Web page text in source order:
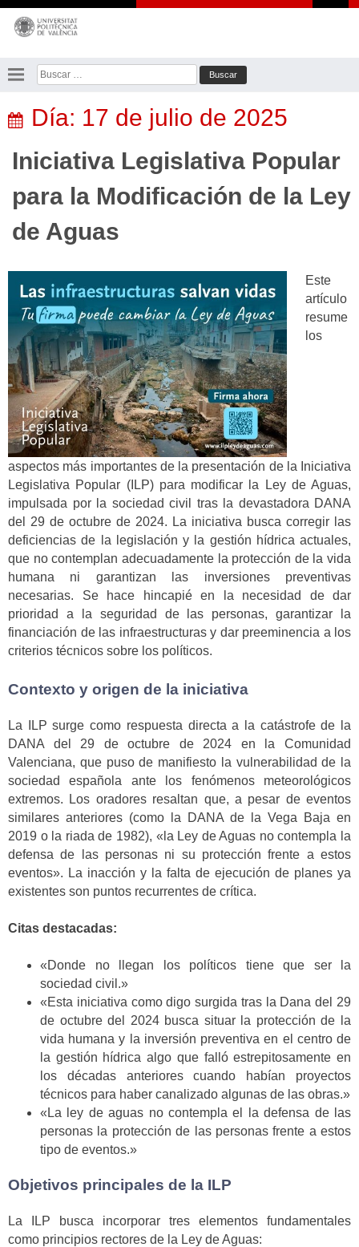
Saltar
contenido
Buscar:
Día: 17 de julio de 2025
Iniciativa Legislativa Popular
para la Modificación de la Ley
de Aguas
Este
artículo
resume
los
aspectos más importantes de la presentación de la Iniciativa
Legislativa Popular (ILP) para modificar la Ley de Aguas,
impulsada por la sociedad civil tras la devastadora DANA
del 29 de octubre de 2024. La iniciativa busca corregir las
deficiencias de la legislación y la gestión hídrica actuales,
que no contemplan adecuadamente la protección de la vida
humana ni garantizan las inversiones preventivas
necesarias. Se hace hincapié en la necesidad de dar
prioridad a la seguridad de las personas, garantizar la
financiación de las infraestructuras y dar preeminencia a los
criterios técnicos sobre los políticos.
Contexto y origen de la iniciativa
La ILP surge como respuesta directa a la catástrofe de la
DANA del 29 de octubre de 2024 en la Comunidad
Valenciana, que puso de manifiesto la vulnerabilidad de la
sociedad española ante los fenómenos meteorológicos
extremos. Los oradores resaltan que, a pesar de eventos
similares anteriores (como la DANA de la Vega Baja en
2019 o la riada de 1982), «la Ley de Aguas no contempla la
defensa de las personas ni su protección frente a estos
eventos». La inacción y la falta de ejecución de planes ya
existentes son puntos recurrentes de crítica.
Citas destacadas:
«Donde no llegan los políticos tiene que ser la
sociedad civil.»
«Esta iniciativa como digo surgida tras la Dana del 29
de octubre del 2024 busca situar la protección de la
vida humana y la inversión preventiva en el centro de
la gestión hídrica algo que falló estrepitosamente en
los décadas anteriores cuando habían proyectos
técnicos para haber canalizado algunas de las obras.»
«La ley de aguas no contempla el la defensa de las
personas la protección de las personas frente a estos
tipo de eventos.»
Objetivos principales de la ILP
La ILP busca incorporar tres elementos fundamentales
como principios rectores de la Ley de Aguas: